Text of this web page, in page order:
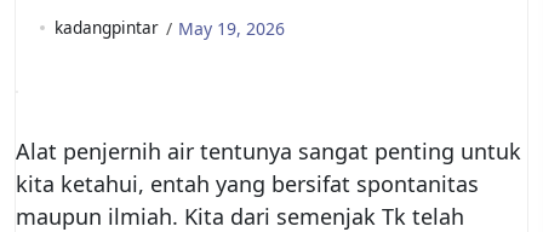
kadangpintar May 19, 2026
Alat penjernih air tentunya sangat penting untuk
kita ketahui, entah yang bersifat spontanitas
maupun ilmiah. Kita dari semenjak Tk telah